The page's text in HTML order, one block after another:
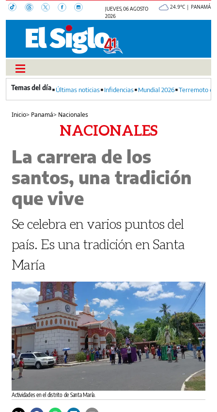
JUEVES, 06 AGOSTO
2026
24.9°C | PANAMÁ
Últimas noticias Infidencias Mundial 2026 Terremoto
Inicio> Panamá> Nacionales
NACIONALES
La carrera de los
santos, una tradición
que vive
Se celebra en varios puntos del
país. Es una tradición en Santa
María
Actividades en el distrito de Santa María.